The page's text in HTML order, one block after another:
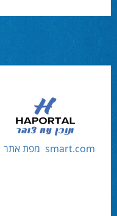
smart.com מפת אתר